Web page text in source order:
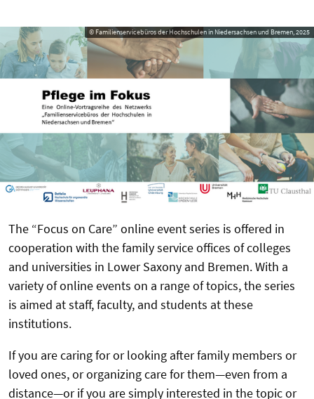
© Familienservicebüros der Hochschulen in Niedersachsen und Bremen, 2025
The “Focus on Care” online event series is offered in
cooperation with the family service offices of colleges
and universities in Lower Saxony and Bremen. With a
variety of online events on a range of topics, the series
is aimed at staff, faculty, and students at these
institutions.
If you are caring for or looking after family members or
loved ones, or organizing care for them—even from a
distance—or if you are simply interested in the topic or